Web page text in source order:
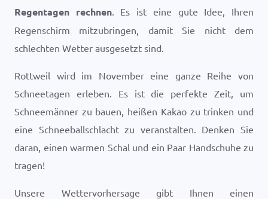
Regentagen rechnen. Es ist eine gute Idee, Ihren
Regenschirm mitzubringen, damit Sie nicht dem
schlechten Wetter ausgesetzt sind.
Rottweil wird im November eine ganze Reihe von
Schneetagen erleben. Es ist die perfekte Zeit, um
Schneemänner zu bauen, heißen Kakao zu trinken und
eine Schneeballschlacht zu veranstalten. Denken Sie
daran, einen warmen Schal und ein Paar Handschuhe zu
tragen!
Unsere Wettervorhersage gibt Ihnen einen